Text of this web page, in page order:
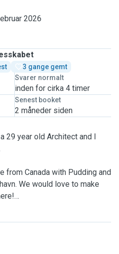
2026
3 gange gemt
Svarer normalt
inden for cirka 4 timer
Senest booket
2 måneder siden
29 year old Architect and I
from Canada with Pudding and
We would love to make
life, both dogs and cats. I
of personalities of dogs